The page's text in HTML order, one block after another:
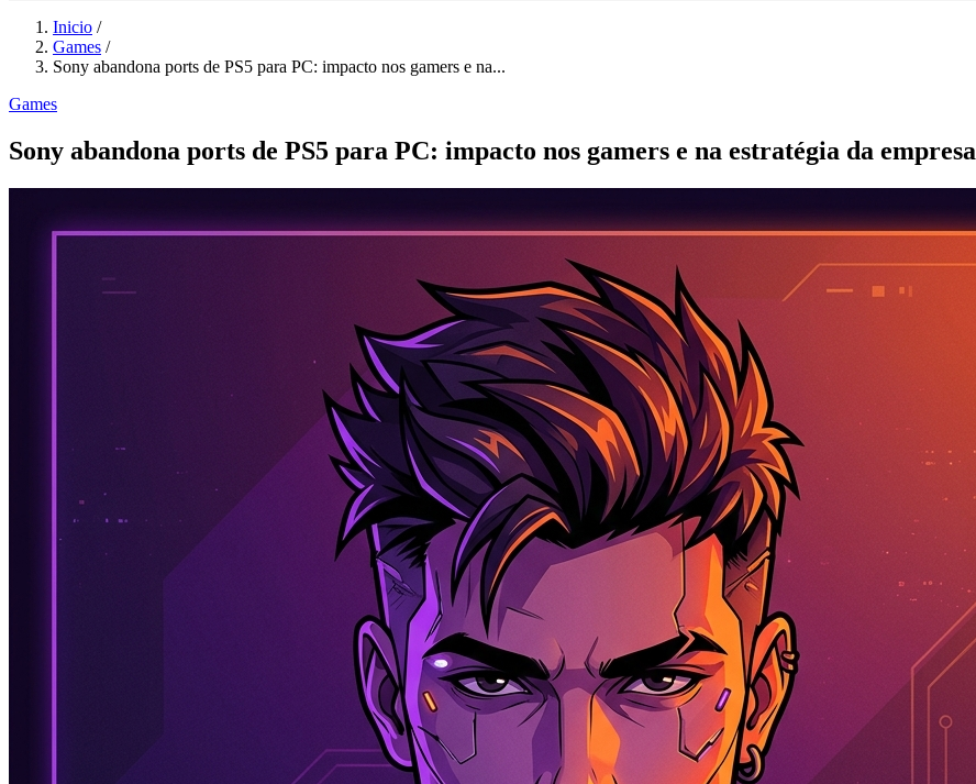
Inicio /
Games /
Sony abandona ports de PS5 para PC: impacto nos gamers e na...
Games
Sony abandona ports de PS5 para PC: impacto nos gamers e na estratégia da empresa